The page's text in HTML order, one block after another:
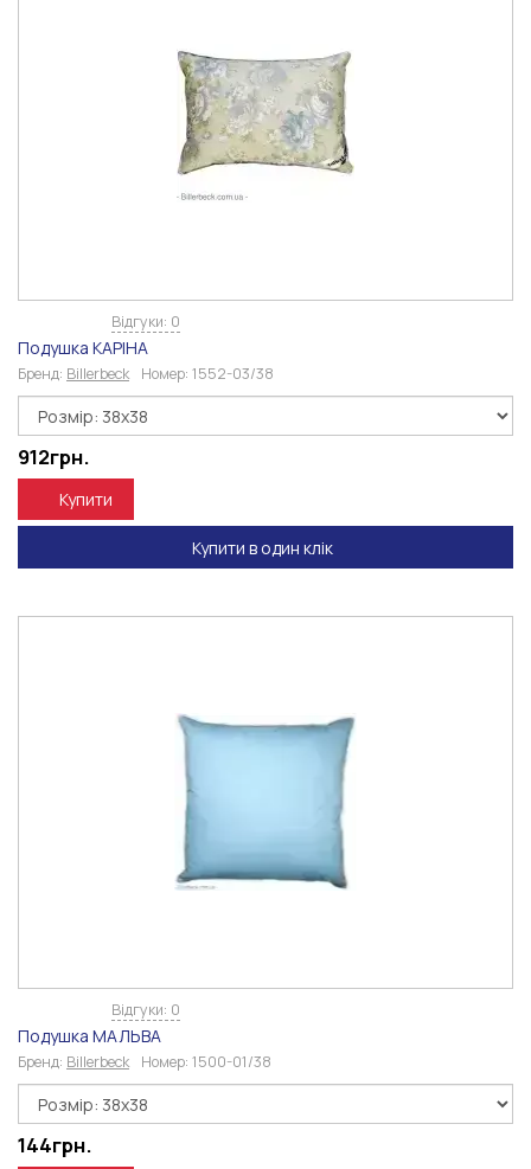
Відгуки: 0
Подушка КАРІНА
Бренд: Billerbeck Номер: 1552-03/38
912грн.
Купити
Купити в один клік
Відгуки: 0
Подушка МАЛЬВА
Бренд: Billerbeck Номер: 1500-01/38
144грн.